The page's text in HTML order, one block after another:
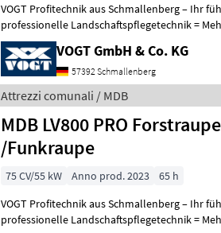
VOGT Profitechnik aus Schmallenberg – Ihr
professionelle Landschaftspflegetechnik = Mehrere VOGT-Standorte +
100 Servicepartner in Deutsch
VOGT GmbH & Co. KG
57392 Schmallenberg
Attrezzi comunali / MDB
MDB LV800 PRO
/Funkraupe
75 CV/55 kW Anno prod. 2023
65 h
VOGT Profitechnik aus Schmallenberg – Ihr
professionelle Landschaftspflegetechnik = Mehrere VOGT-Standorte +